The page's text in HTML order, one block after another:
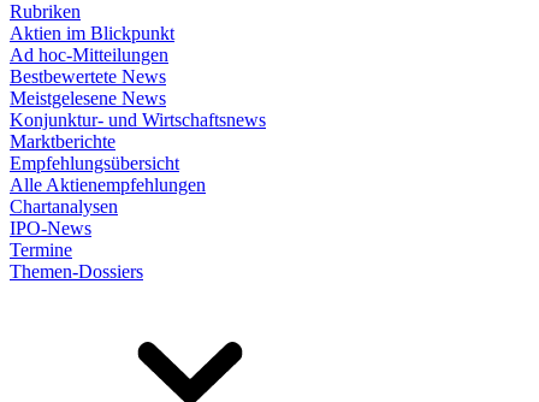
Rubriken
Aktien im Blickpunkt
Ad hoc-Mitteilungen
Bestbewertete News
Meistgelesene News
Konjunktur- und Wirtschaftsnews
Marktberichte
Empfehlungsübersicht
Alle Aktienempfehlungen
Chartanalysen
IPO-News
Termine
Themen-Dossiers